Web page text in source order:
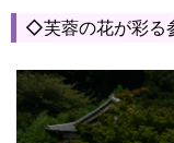
◇芙蓉の花が彩る